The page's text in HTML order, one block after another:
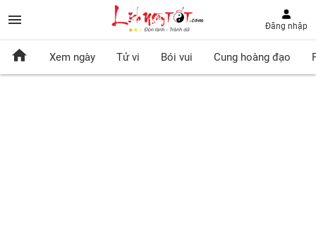
Đăng nhập
Xem ngày Tử vi Bói vui Cung hoàng đạo